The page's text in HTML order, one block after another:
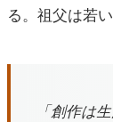
る。祖父は若
「創作は